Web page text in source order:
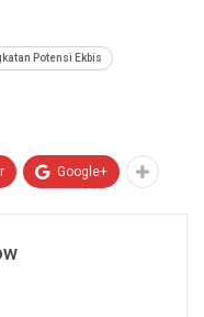
Potensi Ekbis
Google+